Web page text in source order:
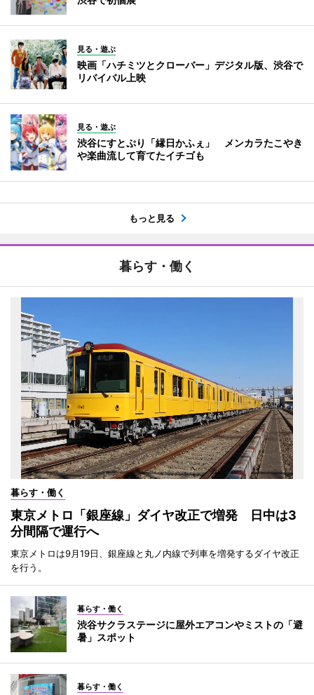
見る・遊ぶ
映画「ハチミツとクローバー」デジタル版、渋谷で
リバイバル上映
見る・遊ぶ
渋谷にすとぷり「縁日かふぇ」 メンカラたこやき
や楽曲流して育てたイチゴも
もっと見る
暮らす・働く
暮らす・働く
東京メトロ「銀座線」ダイヤ改正で増発 日中は3
分間隔で運行へ
東京メトロは9月19日、銀座線と丸ノ内線で列車を増発するダイヤ改正
を行う。
暮らす・働く
渋谷サクラステージに屋外エアコンやミストの「避
暑」スポット
暮らす・働く